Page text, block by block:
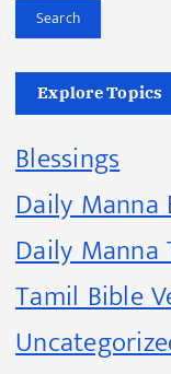
Search
Explore Topics
Blessings
Daily Manna
Daily Manna
Tamil Bible